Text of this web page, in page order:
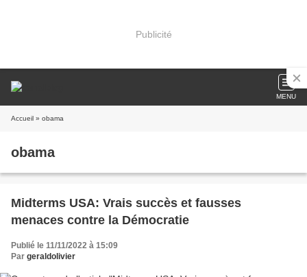
Publicité
MENU
Accueil » obama
obama
Midterms USA: Vrais succès et fausses
menaces contre la Démocratie
Publié le 11/11/2022 à 15:09
Par geraldolivier